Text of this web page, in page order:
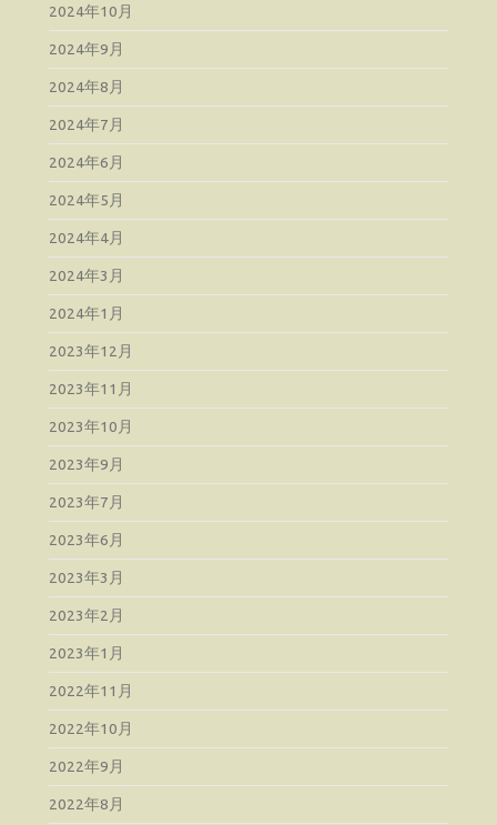
2024年10月
2024年9月
2024年8月
2024年7月
2024年6月
2024年5月
2024年4月
2024年3月
2024年1月
2023年12月
2023年11月
2023年10月
2023年9月
2023年7月
2023年6月
2023年3月
2023年2月
2023年1月
2022年11月
2022年10月
2022年9月
2022年8月